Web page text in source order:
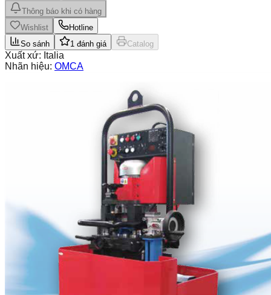
Thông báo khi có hàng
Wishlist
Hotline
So sánh
1 đánh giá Catalog
Xuất xứ: Italia
Nhãn hiệu: OMCA